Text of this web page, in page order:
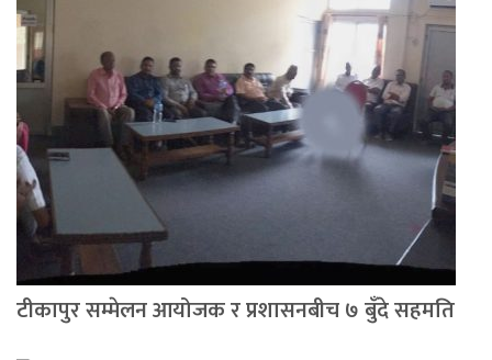
टीकापुर सम्मेलन आयोजक र प्रशासनबीच ७ बुँदे सहमति